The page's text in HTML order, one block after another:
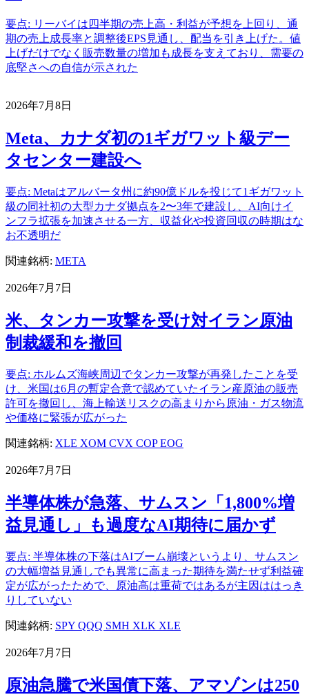
要点: リーバイは四半期の売上高・利益が予想を上回り、通
期の売上成長率と調整後EPS見通し、配当を引き上げた。値
上げだけでなく販売数量の増加も成長を支えており、需要の
底堅さへの自信が示された
2026年7月8日
Meta、カナダ初の1ギガワット級デー
タセンター建設へ
要点: Metaはアルバータ州に約90億ドルを投じて1ギガワット
級の同社初の大型カナダ拠点を2〜3年で建設し、AI向けイ
ンフラ拡張を加速させる一方、収益化や投資回収の時期はな
お不透明だ
関連銘柄: META
2026年7月7日
米、タンカー攻撃を受け対イラン原油
制裁緩和を撤回
要点: ホルムズ海峡周辺でタンカー攻撃が再発したことを受
け、米国は6月の暫定合意で認めていたイラン産原油の販売
許可を撤回し、海上輸送リスクの高まりから原油・ガス物流
や価格に緊張が広がった
関連銘柄: XLE XOM CVX COPEOG
2026年7月7日
半導体株が急落、サムスン「1,800%増
益見通し」も過度なAI期待に届かず
要点: 半導体株の下落はAIブーム崩壊というより、サムスン
の大幅増益見通しでも異常に高まった期待を満たせず利益確
定が広がったためで、原油高は重荷ではあるが主因ははっき
りしていない
関連銘柄: SPY QQQ SMH XLK XLE
2026年7月7日
原油急騰で米国債下落、アマゾンは250